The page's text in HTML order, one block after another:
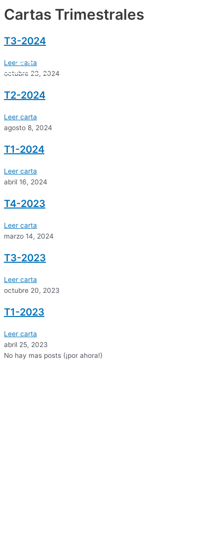
al
Menu
Cartas Trimestrales
T3-2024
Leer carta
octubre 23, 2024
T2-2024
Leer carta
agosto 8, 2024
T1-2024
Leer carta
abril 16, 2024
T4-2023
Leer carta
marzo 14, 2024
T3-2023
Leer carta
octubre 20, 2023
T1-2023
Leer carta
abril 25, 2023
No hay mas posts (¡por ahora!)